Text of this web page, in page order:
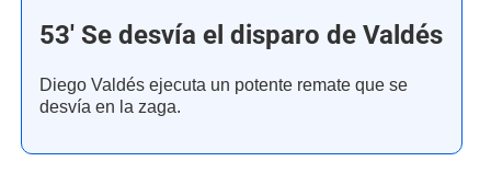
53' Se desvía el disparo de Valdés
Diego Valdés ejecuta un potente remate que se
desvía en la zaga.